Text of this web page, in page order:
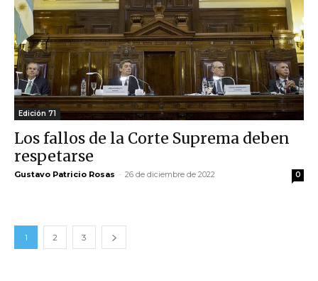
Edición 71
Los fallos de la Corte Suprema deben
respetarse
Gustavo Patricio Rosas - 26 de diciembre de 2022 0
1 2 3